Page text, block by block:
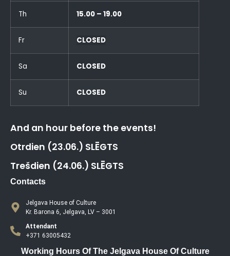
Th 15.00 – 19.00
Fr CLOSED
Sa CLOSED
Su CLOSED
And an hour before the events!
Otrdien (23.06.) SLĒGTS
Trešdien (24.06.) SLĒGTS
Contacts
Jelgava House of Culture
Kr. Barona 6, Jelgava, LV – 3001
Attendant
+371 63005432
Working Hours Of The Jelgava House Of Culture